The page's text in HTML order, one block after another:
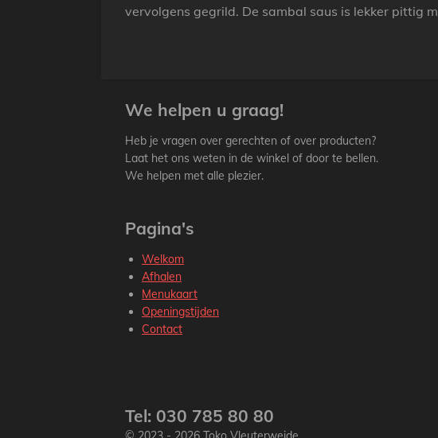
vervolgens gegrild. De sambal saus is lekker pittig
We helpen u graag!
Heb je vragen over gerechten of over producten?
Laat het ons weten in de winkel of door te bellen.
We helpen met alle plezier.
Pagina's
Welkom
Afhalen
Menukaart
Openingstijden
Contact
Tel: 030 785 80 80